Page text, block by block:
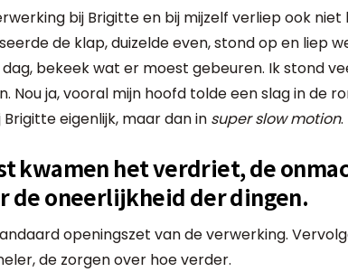
bij Brigitte en bij mijzelf verliep ook niet
de klap, duizelde even, stond op en liep
dag, bekeek wat er moest gebeuren. Ik stond
Nou ja, vooral mijn hoofd tolde een slag in de
Brigitte eigenlijk, maar dan in super slow motion.
kwamen het verdriet, de
de oneerlijkheid der dingen.
openingszet van de verwerking.
de zorgen over hoe verder.